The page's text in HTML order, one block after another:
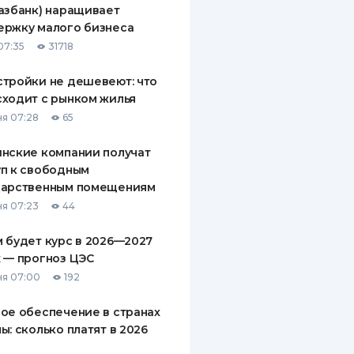
ПО
КОМПАНИИ
наращивает
малого бизнеса
31718
не дешевеют: что
с рынком жилья
07:28 65
компании получат
к свободным
помещениям
07:23 44
будет курс в 2026—2027
— прогноз ЦЭС
07:00 192
обеспечение в странах
сколько платят в 2026